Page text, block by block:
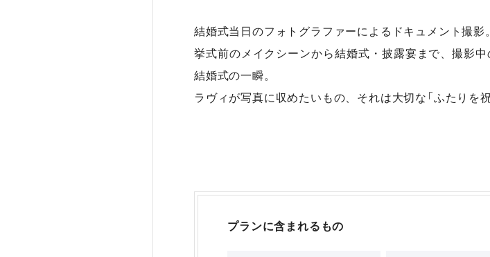
結婚式当日のフォトグラファーによるドキュメント撮影。
挙式前のメイクシーンから結婚式・披露宴まで、撮影
結婚式の一瞬。
ラヴィが写真に収めたいもの、それは大切な「ふたりを
プランに含まれるもの